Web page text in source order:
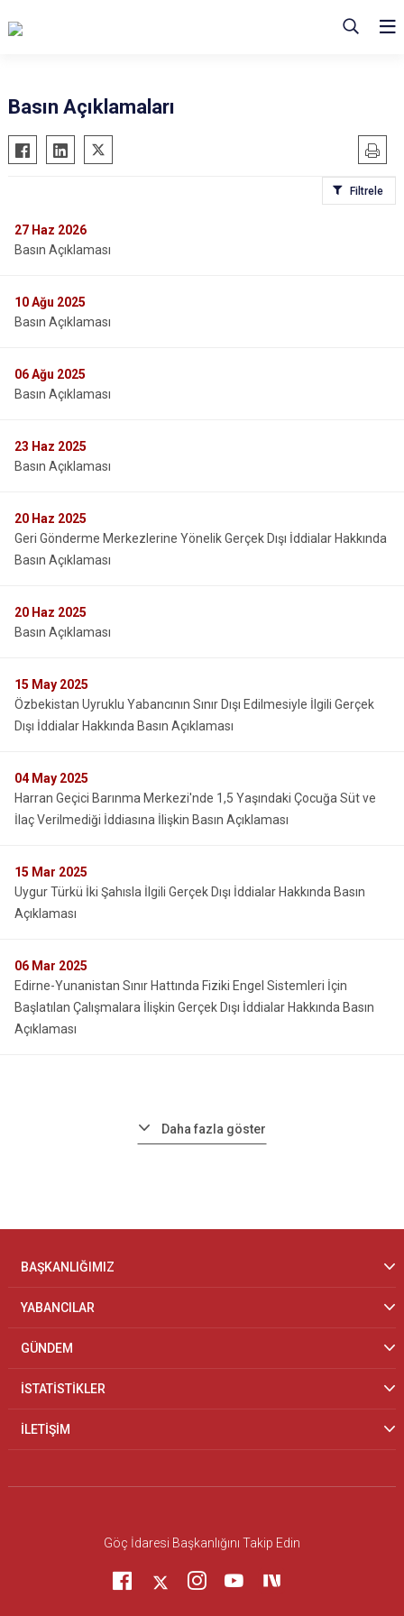
Basın Açıklamaları
Filtrele
27 Haz 2026
Basın Açıklaması
10Ağu 2025
Basın Açıklaması
06Ağu 2025
Basın Açıklaması
23 Haz 2025
Basın Açıklaması
20 Haz 2025
Geri Gönderme Merkezlerine Yönelik Gerçek Dışı İddialar Hakkında
Basın Açıklaması
20 Haz 2025
Basın Açıklaması
15 May 2025
Özbekistan Uyruklu Yabancının Sınır Dışı Edilmesiyle İlgili Gerçek
Dışı İddialar Hakkında Basın Açıklaması
04 May 2025
Harran Geçici Barınma Merkezi'nde 1,5 Yaşındaki Çocuğa Süt ve
İlaç Verilmediği İddiasına İlişkin Basın Açıklaması
15 Mar 2025
Uygur Türkü İki Şahısla İlgili Gerçek Dışı İddialar Hakkında Basın
Açıklaması
06 Mar 2025
Edirne-Yunanistan Sınır Hattında Fiziki Engel Sistemleri İçin
Başlatılan Çalışmalara İlişkin Gerçek Dışı İddialar Hakkında Basın
Açıklaması
Daha fazla göster
BAŞKANLIĞIMIZ
YABANCILAR
GÜNDEM
İSTATİSTİKLER
İLETİŞİM
Göç İdaresi Başkanlığını Takip Edin